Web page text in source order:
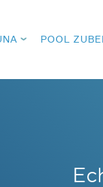
POOL